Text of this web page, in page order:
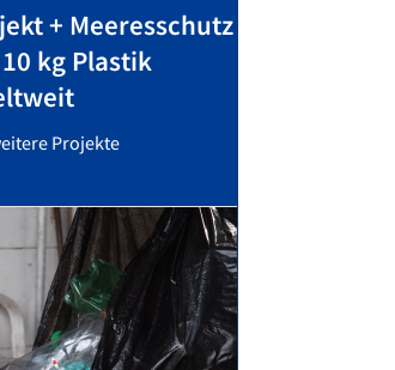
+ Meeresschutz
10 kg Plastik
Projekte